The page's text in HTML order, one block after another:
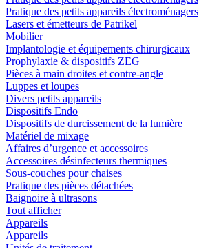
Pratique des petits appareils électroménagers
Lasers et émetteurs de Patrikel
Mobilier
Implantologie et équipements chirurgicaux
Prophylaxie & dispositifs ZEG
Pièces à main droites et contre-angle
Luppes et loupes
Divers petits appareils
Dispositifs Endo
Dispositifs de durcissement de la lumière
Matériel de mixage
Affaires d’urgence et accessoires
Accessoires désinfecteurs thermiques
Sous-couches pour chaises
Pratique des pièces détachées
Baignoire à ultrasons
Tout afficher
Appareils
Appareils